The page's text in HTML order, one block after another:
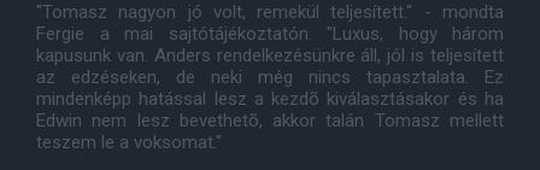
"Tomasz nagyon jó volt, remekül teljesített." - mondta
Fergie a mai sajtótájékoztatón. "Luxus, hogy három
kapusunk van. Anders rendelkezésünkre áll, jól is teljesített
az edzéseken, de neki még nincs tapasztalata. Ez
mindenképp hatással lesz a kezdõ kiválasztásakor és ha
Edwin nem lesz bevethetõ, akkor talán Tomasz mellett
teszem le a voksomat."